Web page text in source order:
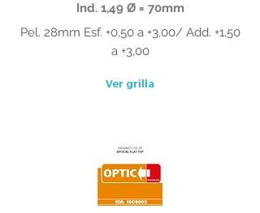
Ind. 1,49 Ø = 70mm
Pel. 28mm Esf. +0,50 a +3,00/ Add. +1,50
a +3,00
Ver grilla